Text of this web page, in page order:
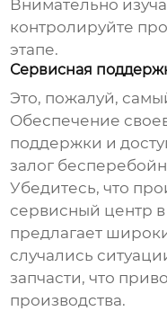
Внимательно
контролируйте
этапе.
Сервисная
Это, пожалуй,
Обеспечение
поддержки и
залог
Убедитесь, что
сервисный центр
предлагает
случались
запчасти, что
производства.